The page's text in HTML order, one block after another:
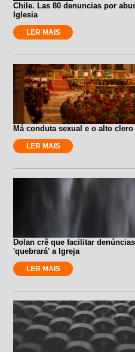
Chile. Las 80 denuncias por
Iglesia
LER MAIS
Má conduta sexual e o alto clero
LER MAIS
Dolan crê que facilitar
'quebrará' a Igreja
LER MAIS